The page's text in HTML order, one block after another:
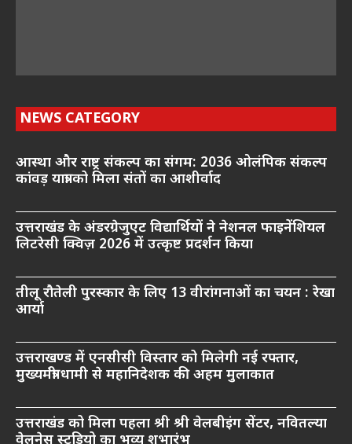
NEWS CATEGORY
आस्था और राष्ट्र संकल्प का संगम: 2036 ओलंपिक संकल्प
कांवड़ यात्रा को मिला संतों का आशीर्वाद
उत्तराखंड के अंडरग्रेजुएट विद्यार्थियों ने नेशनल फाइनेंशियल
लिटरेसी क्विज़ 2026 में उत्कृष्ट प्रदर्शन किया
तीलू रौतेली पुरस्कार के लिए 13 वीरांगनाओं का चयन : रेखा
आर्या
उत्तराखण्ड में एनसीसी विस्तार को मिलेगी नई रफ्तार,
मुख्यमंत्री धामी से महानिदेशक की अहम मुलाकात
उत्तराखंड को मिला पहला श्री श्री वेलबीइंग सेंटर, नवितल्या